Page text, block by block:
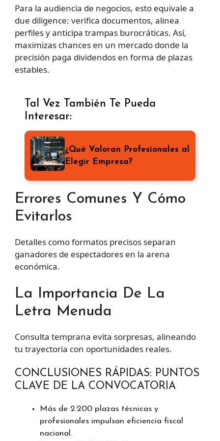
Para la audiencia de negocios, esto equivale a
due diligence: verifica documentos, alinea
perfiles y anticipa trampas burocráticas. Así,
maximizas chances en un mercado donde la
precisión paga dividendos en forma de plazas
estables.
Tal Vez También Te Pueda
Interesar:
¿Qué Valoran Profesionales al
Elegir Empresa?
Errores Comunes Y Cómo
Evitarlos
Detalles como formatos precisos separan
ganadores de espectadores en la arena
económica.
La Importancia De La
Letra Menuda
Consulta temprana evita sorpresas, alineando
tu trayectoria con oportunidades reales.
CONCLUSIONES RÁPIDAS: PUNTOS
CLAVE DE LA CONVOCATORIA
Más de 2.200 plazas técnicas y
profesionales impulsan eficiencia fiscal
nacional.